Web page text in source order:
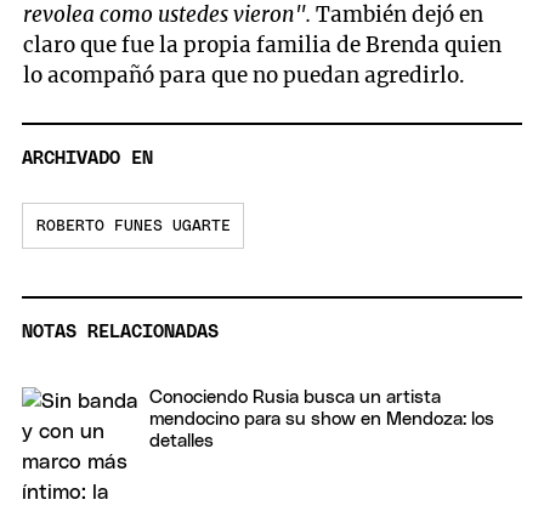
revolea como ustedes vieron". También dejó en
claro que fue la propia familia de Brenda quien
lo acompañó para que no puedan agredirlo.
ARCHIVADO EN
ROBERTO FUNES UGARTE
NOTAS RELACIONADAS
Conociendo Rusia busca un artista
mendocino para su show en Mendoza: los
detalles